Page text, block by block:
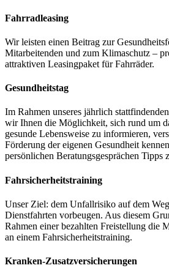
Fahrradleasing
Wir leisten einen Beitrag zur
Mitarbeitenden und zum Klimaschutz –
attraktiven Leasingpaket für Fahrräder.
Gesundheitstag
Im Rahmen unseres jährlich
wir Ihnen die Möglichkeit, sich rund um
gesunde Lebensweise zu informieren,
Förderung der eigenen Gesundheit
persönlichen Beratungsgesprächen Tipps
Fahrsicherheitstraining
Unser Ziel: dem Unfallrisiko auf dem
Dienstfahrten vorbeugen. Aus diesem
Rahmen einer bezahlten Freistellung die
an einem Fahrsicherheitstraining.
Kranken-Zusatzversicherungen